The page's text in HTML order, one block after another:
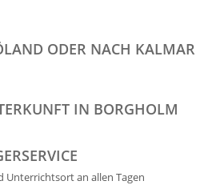
ODER NACH
IN BORGHOLM
an allen Tagen